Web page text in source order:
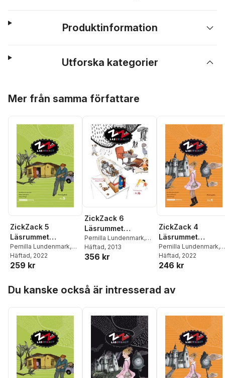
Produktinformation
Utforska kategorier
Mer från samma författare
ZickZack 5
Läsrummet
Övningsbok,
version 2
Pernilla Lundenmark,
Anna Modigh
Lönnqvist
Häftad, 2022
259 kr
ZickZack 6
Läsrummet
Textsamling
Pernilla Lundenmark,
Anna Modigh
Häftad, 2013
356 kr
ZickZack 4
Läsrummet
Övningsbok,
version 2
Pernilla Lundenmark,
Anna Modigh
Lönnqvist
Häftad, 2022
246 kr
Du kanske också är intresserad av